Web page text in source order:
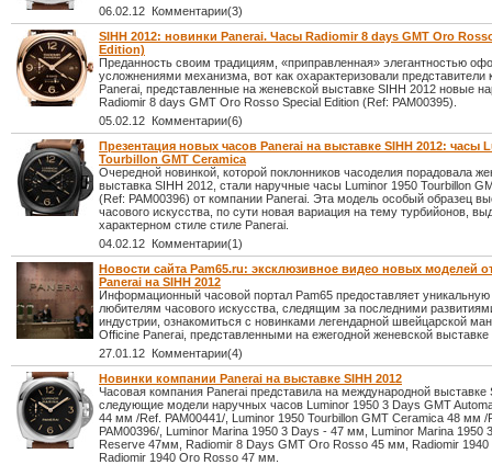
06.02.12 Комментарии(3)
SIHH 2012: новинки Panerai. Часы Radiomir 8 days GMT Oro
Edition)
Преданность своим традициям, «приправленная» элегантностью
усложнениями механизма, вот как охарактеризовали представители
Panerai, представленные на женевской выставке SIHH 2012 новые
Radiomir 8 days GMT Oro Rosso Special Edition (Ref: PAM00395).
05.02.12 Комментарии(6)
Презентация новых часов Panerai на выставке SIHH 2012: часы
Tourbillon GMT Ceramica
Очередной новинкой, которой поклонников часоделия порадовала
выставка SIHH 2012, стали наручные часы Luminor 1950 Tourbillon
(Ref: PAM00396) от компании Panerai. Эта модель особый образец
часового искусства, по сути новая вариация на тему турбийонов,
характерном стиле стиле Panerai.
04.02.12 Комментарии(1)
Новости сайта Pam65.ru: эксклюзивное видео новых моделей
Panerai на SIHH 2012
Информационный часовой портал Pam65 предоставляет
любителям часового искусства, следящим за последними
индустрии, ознакомиться с новинками легендарной швейцарской
Officine Panerai, представленными на ежегодной женевской выставке
27.01.12 Комментарии(4)
Новинки компании Panerai на выставке SIHH 2012
Часовая компания Panerai представила на международной выставке
следующие модели наручных часов Luminor 1950 3 Days GMT
44 мм /Ref. PAM00441/, Luminor 1950 Tourbillon GMT Ceramica 48 мм /
PAM00396/, Luminor Marina 1950 3 Days - 47 мм, Luminor Marina 1950
Reserve 47мм, Radiomir 8 Days GMT Oro Rosso 45 мм, Radiomir
Radiomir 1940 Oro Rosso 47 мм.